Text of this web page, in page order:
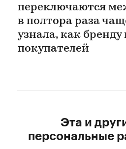
переключаются
в полтора раза
узнала, как бренду
покупателей
Эта и
персональные